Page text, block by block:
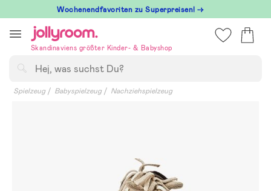
till
innehållet
Wochenendfavoriten zu Superpreisen! →
Skandinaviens größter Kinder- & Babyshop
Spielzeug Babyspielzeug Nachziehspielzeug